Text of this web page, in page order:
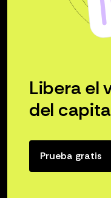
Libera el
del
Prueba gratis